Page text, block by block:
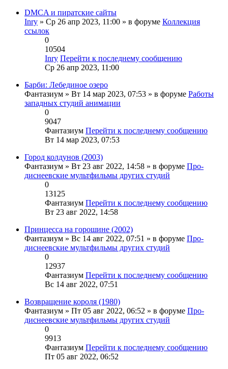
DMCA и пиратские сайты
Inry » Ср 26 апр 2023, 11:00 » в форуме Коллекция
ссылок
0
10504
Inry Перейти к последнему сообщению
Ср 26 апр 2023, 11:00
Барби: Лебединое озеро
Фантазиум » Вт 14 мар 2023, 07:53 » в форуме Работы
западных студий анимации
0
9047
Фантазиум Перейти к последнему сообщению
Вт 14 мар 2023, 07:53
Город колдунов (2003)
Фантазиум » Вт 23 авг 2022, 14:58 » в форуме Про-
диснеевские мультфильмы других студий
0
13125
Фантазиум Перейти к последнему сообщению
Вт 23 авг 2022, 14:58
Принцесса на горошине (2002)
Фантазиум » Вс 14 авг 2022, 07:51 » в форуме Про-
диснеевские мультфильмы других студий
0
12937
Фантазиум Перейти к последнему сообщению
Вс 14 авг 2022, 07:51
Возвращение короля (1980)
Фантазиум » Пт 05 авг 2022, 06:52 » в форуме Про-
диснеевские мультфильмы других студий
0
9913
Фантазиум Перейти к последнему сообщению
Пт 05 авг 2022, 06:52